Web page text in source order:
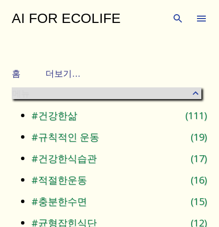
기본 콘텐츠로 건너뛰기
AI FOR ECOLIFE
홈
더보기…
#건강한삶
111
#규칙적인 운동
19
#건강한식습관
17
#적절한운동
16
#충분한수면
15
#균형잡힌식단
12